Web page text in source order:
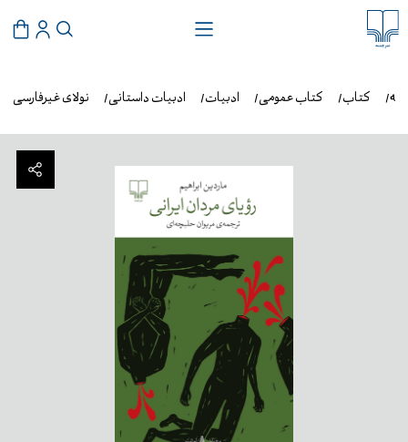
نولای غیرفارسی ادبیات داستانی ادبیات کتاب عمومی کتاب